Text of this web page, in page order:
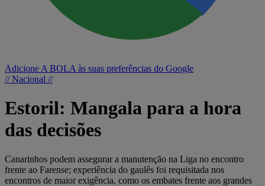
Adicione A BOLA às suas preferências do Google
// Nacional //
Estoril: Mangala para a hora
das decisões
Canarinhos podem assegurar a manutenção na Liga no encontro
frente ao Farense; experiência do gaulês foi requisitada nos
encontros de maior exigência, como os embates frente aos grandes